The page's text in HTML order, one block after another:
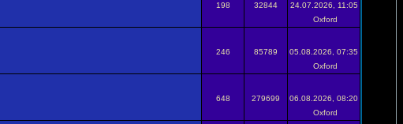
198 32844
24.07.2026, 11:05
Oxford
246 85789
05.08.2026, 07:35
Oxford
648 279699
06.08.2026, 08:20
Oxford